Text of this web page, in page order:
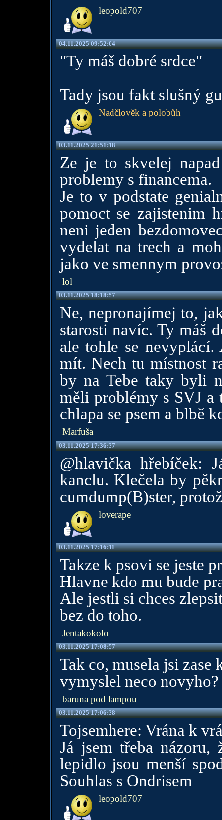
leopold707
04.11.2025 09:52:04
"Ty máš dobré srdce"
Tady jsou fakt slušný
Nadčlověk a polobůh
03.11.2025 21:51:18
Ze je to skvelej
problemy s financema.
Je to v podstate
pomoct se zajistenim
neni jeden
vydelat na trech a
jako ve smennym
lol
03.11.2025 18:18:57
Ne, nepronajímej to,
starosti navíc. Ty máš
ale tohle se
mít. Nech tu místnost
by na Tebe taky byli
měli problémy s SVJ a
chlapa se psem a blbě
Marfuša
03.11.2025 17:36:37
@hlavička
kanclu. Klečela by
cumdump(B)ster,
loverape
03.11.2025 17:16:11
Takze k psovi se jeste
Hlavne kdo mu bude
Ale jestli si chces
bez do toho.
Jentakokolo
03.11.2025 17:08:57
Tak co, musela jsi zase
vymyslel neco novyho?
baruna pod lampou
03.11.2025 17:06:38
Tojsemhere: Vrána k
Já jsem třeba
lepidlo jsou menší
Souhlas s Ondrisem
leopold707